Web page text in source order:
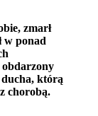
zmarł
w ponad
obdarzony
ducha, którą
chorobą.